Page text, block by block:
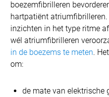
boezemfibrilleren
hartpatiënt
inzichten in het type ritme
wél atriumfibrilleren
in de boezems te meten.
om:
de mate van elektrische